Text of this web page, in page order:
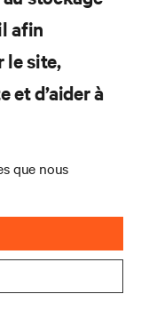
afin
le site,
et d’aider à
que nous